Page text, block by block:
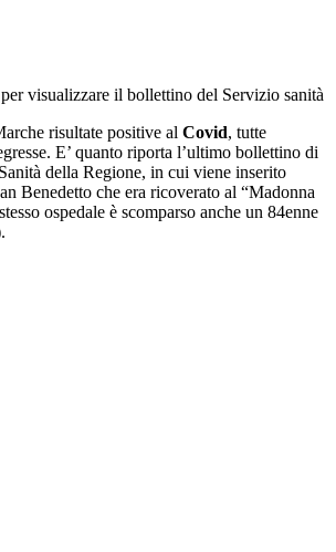
visualizzare il bollettino del Servizio sanità
risultate positive al Covid, tutte
E’ quanto riporta l’ultimo bollettino di
della Regione, in cui viene inserito
Benedetto che era ricoverato al “Madonna
ospedale è scomparso anche un 84enne